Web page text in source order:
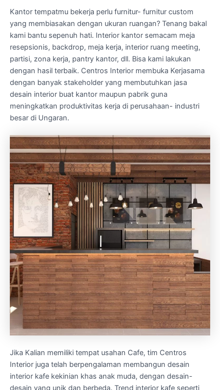
Kantor tempatmu bekerja perlu furnitur- furnitur custom
yang membiasakan dengan ukuran ruangan? Tenang bakal
kami bantu sepenuh hati. Interior kantor semacam meja
resepsionis, backdrop, meja kerja, interior ruang meeting,
partisi, zona kerja, pantry kantor, dll. Bisa kami lakukan
dengan hasil terbaik. Centros Interior membuka Kerjasama
dengan banyak stakeholder yang membutuhkan jasa
desain interior buat kantor maupun pabrik guna
meningkatkan produktivitas kerja di perusahaan- industri
besar di Ungaran.
Jika Kalian memiliki tempat usahan Cafe, tim Centros
Interior juga telah berpengalaman membangun desain
interior kafe kekinian khas anak muda, dengan desain-